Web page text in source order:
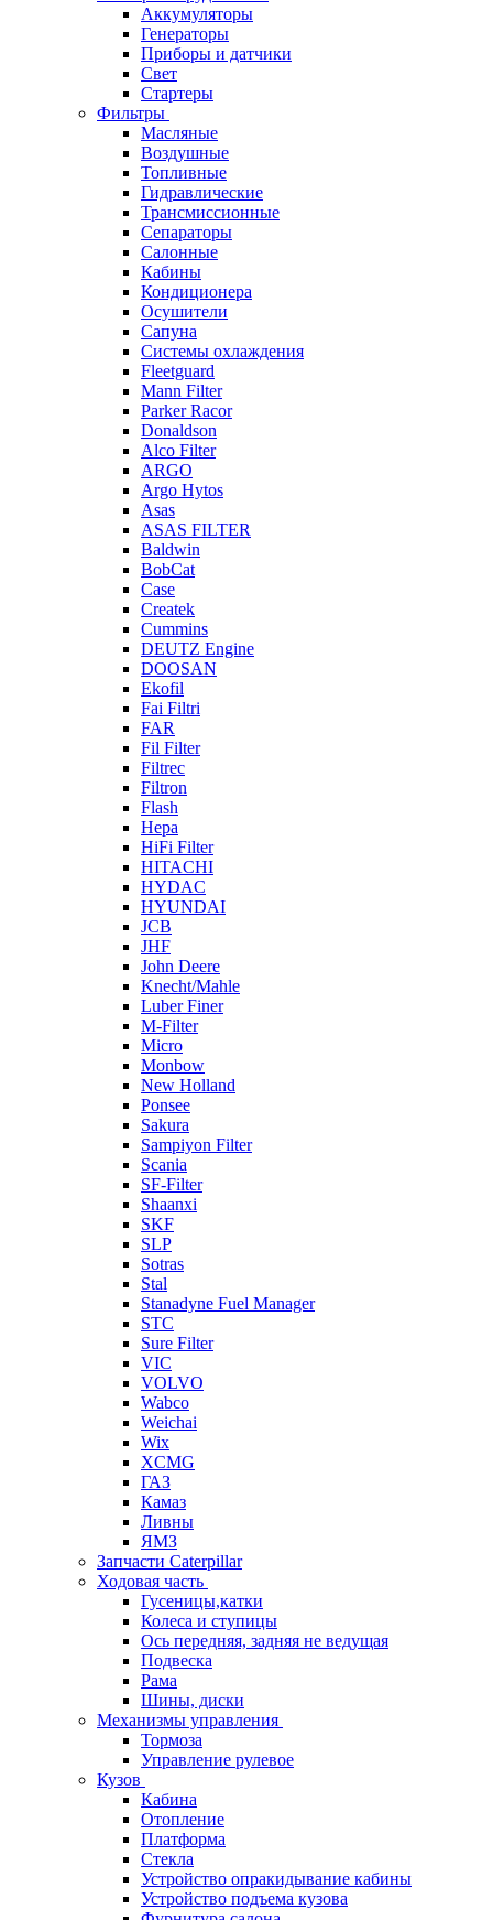
Аккумуляторы
Генераторы
Приборы и датчики
Свет
Стартеры
Фильтры
Масляные
Воздушные
Топливные
Гидравлические
Трансмиссионные
Сепараторы
Салонные
Кабины
Кондиционера
Осушители
Сапуна
Системы охлаждения
Fleetguard
Mann Filter
Parker Racor
Donaldson
Alco Filter
ARGO
Argo Hytos
Asas
ASAS FILTER
Baldwin
BobCat
Case
Createk
Cummins
DEUTZ Engine
DOOSAN
Ekofil
Fai Filtri
FAR
Fil Filter
Filtrec
Filtron
Flash
Hepa
HiFi Filter
HITACHI
HYDAC
HYUNDAI
JCB
JHF
John Deere
Knecht/Mahle
Luber Finer
M-Filter
Micro
Monbow
New Holland
Ponsee
Sakura
Sampiyon Filter
Scania
SF-Filter
Shaanxi
SKF
SLP
Sotras
Stal
Stanadyne Fuel Manager
STC
Sure Filter
VIC
VOLVO
Wabco
Weichai
Wix
XCMG
ГАЗ
Камаз
Ливны
ЯМЗ
Запчасти Caterpillar
Ходовая часть
Гусеницы,катки
Колеса и ступицы
Ось передняя, задняя не ведущая
Подвеска
Рама
Шины, диски
Механизмы управления
Тормоза
Управление рулевое
Кузов
Кабина
Отопление
Платформа
Стекла
Устройство опракидывание кабины
Устройство подъема кузова